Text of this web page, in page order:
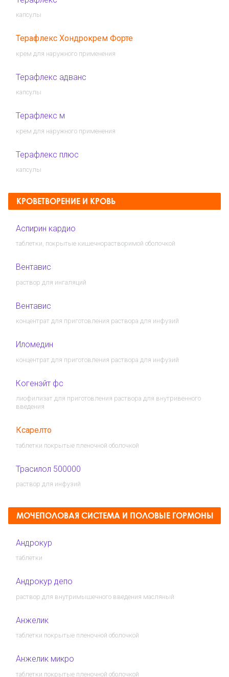
капсулы
Терафлекс Хондрокрем Форте
крем для наружного применения
Терафлекс адванс
капсулы
Терафлекс м
крем для наружного применения
Терафлекс плюс
капсулы
КРОВЕТВОРЕНИЕ И КРОВЬ
Аспирин кардио
таблетки, покрытые кишечнорастворимой оболочкой
Вентавис
раствор для ингаляций
Вентавис
концентрат для приготовления раствора для инфузий
Иломедин
концентрат для приготовления раствора для инфузий
Когенэйт фс
лиофилизат для приготовления раствора для внутривенного
введения
Ксарелто
таблетки покрытые пленочной оболочкой
Трасилол 500000
раствор для инфузий
МОЧЕПОЛОВАЯ СИСТЕМА И ПОЛОВЫЕ ГОРМОНЫ
Андрокур
таблетки
Андрокур депо
раствор для внутримышечного введения масляный
Анжелик
таблетки покрытые пленочной оболочкой
Анжелик микро
таблетки покрытые пленочной оболочкой